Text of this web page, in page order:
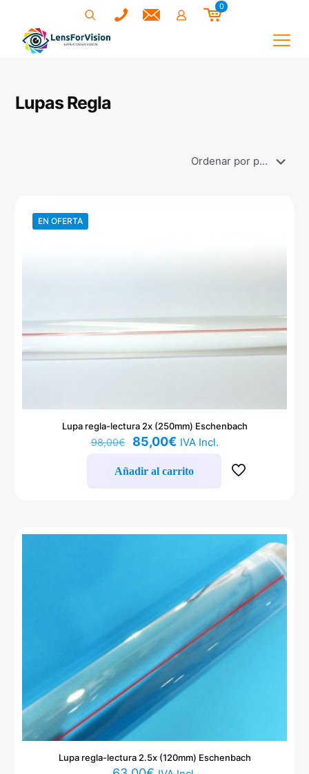
0
Lupas Regla
EN OFERTA
Lupa regla-lectura 2x (250mm) Eschenbach
98,00€
El
precio
original
era:
85,00€El
actual
es:
IVA Incl.
Añadir al carrito
Lupa regla-lectura 2.5x (120mm) Eschenbach